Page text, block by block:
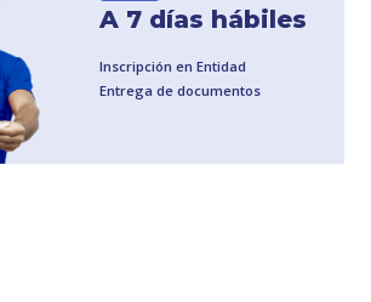
A 7 días hábiles
Inscripción en Entidad
Entrega de documentos